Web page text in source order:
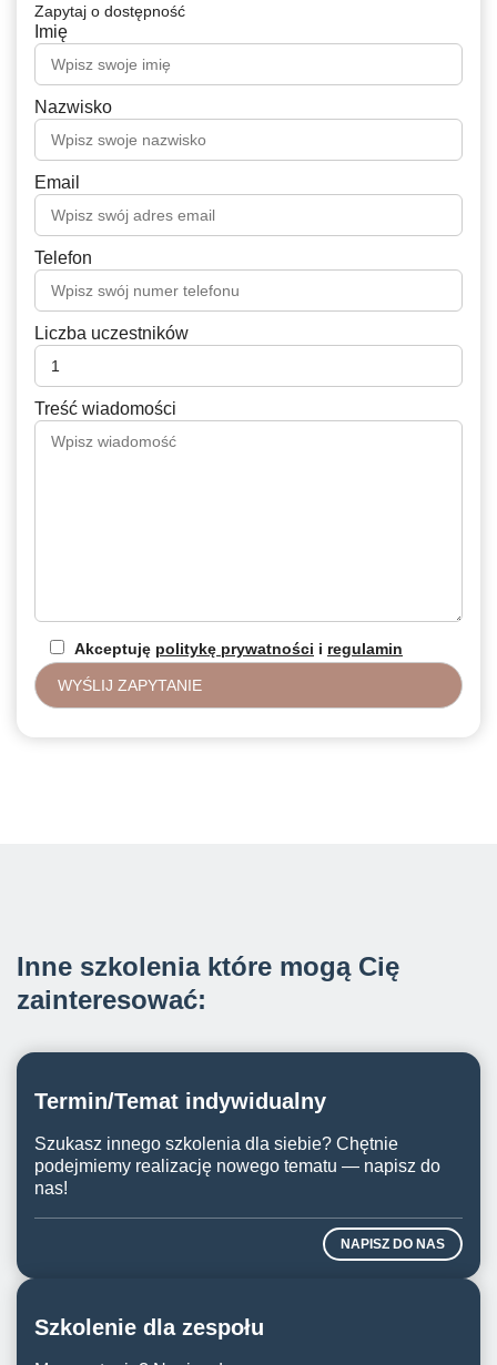
Zapytaj o dostępność
Imię
Nazwisko
Email
Telefon
Liczba uczestników
Treść wiadomości
Akceptuję politykę prywatności i regulamin
Inne szkolenia które mogą Cię
zainteresować:
Termin/Temat indywidualny
Szukasz innego szkolenia dla siebie? Chętnie
podejmiemy realizację nowego tematu — napisz do
nas!
NAPISZ DO NAS
Szkolenie dla zespołu